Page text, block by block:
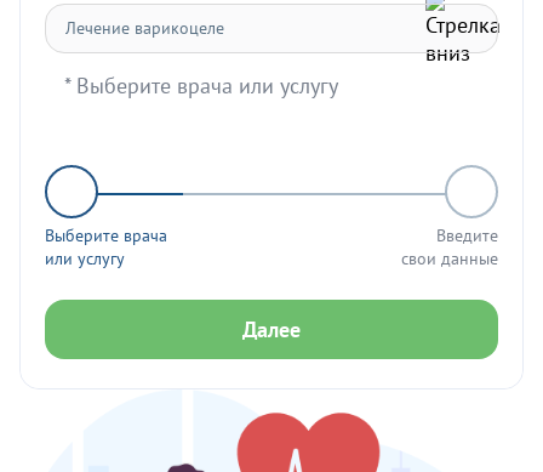
* Выберите врача или услугу
Выберите врача
или услугу
Введите
свои данные
Далее